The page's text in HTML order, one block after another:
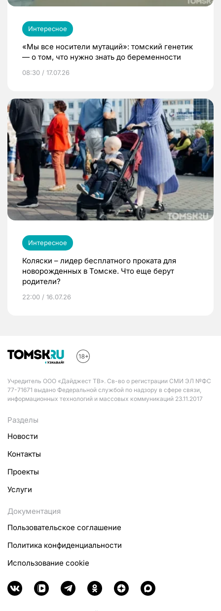
Интересное
«Мы все носители мутаций»: томский генетик
— о том, что нужно знать до беременности
08:30 / 17.07.26
Интересное
Коляски – лидер бесплатного проката для
новорожденных в Томске. Что еще берут
родители?
22:00 / 16.07.26
Учредитель ООО «Дайджест ТВ». Св-во о регистрации СМИ ЭЛ №ФС
77-71671 выдано Федеральной службой по надзору в сфере связи,
информационных технологий и массовых коммуникаций 23.11.2017
Разделы
Новости
Контакты
Проекты
Услуги
Документация
Пользовательское соглашение
Политика конфиденциальности
Использование cookie